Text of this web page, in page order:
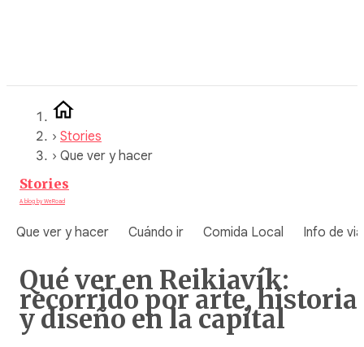
› Stories
› Que ver y hacer
Stories
A blog by WeRoad
Que ver y hacer Cuándo ir Comida Local Info de
Qué ver en Reikiavík:
recorrido por arte, historia
y diseño en la capital